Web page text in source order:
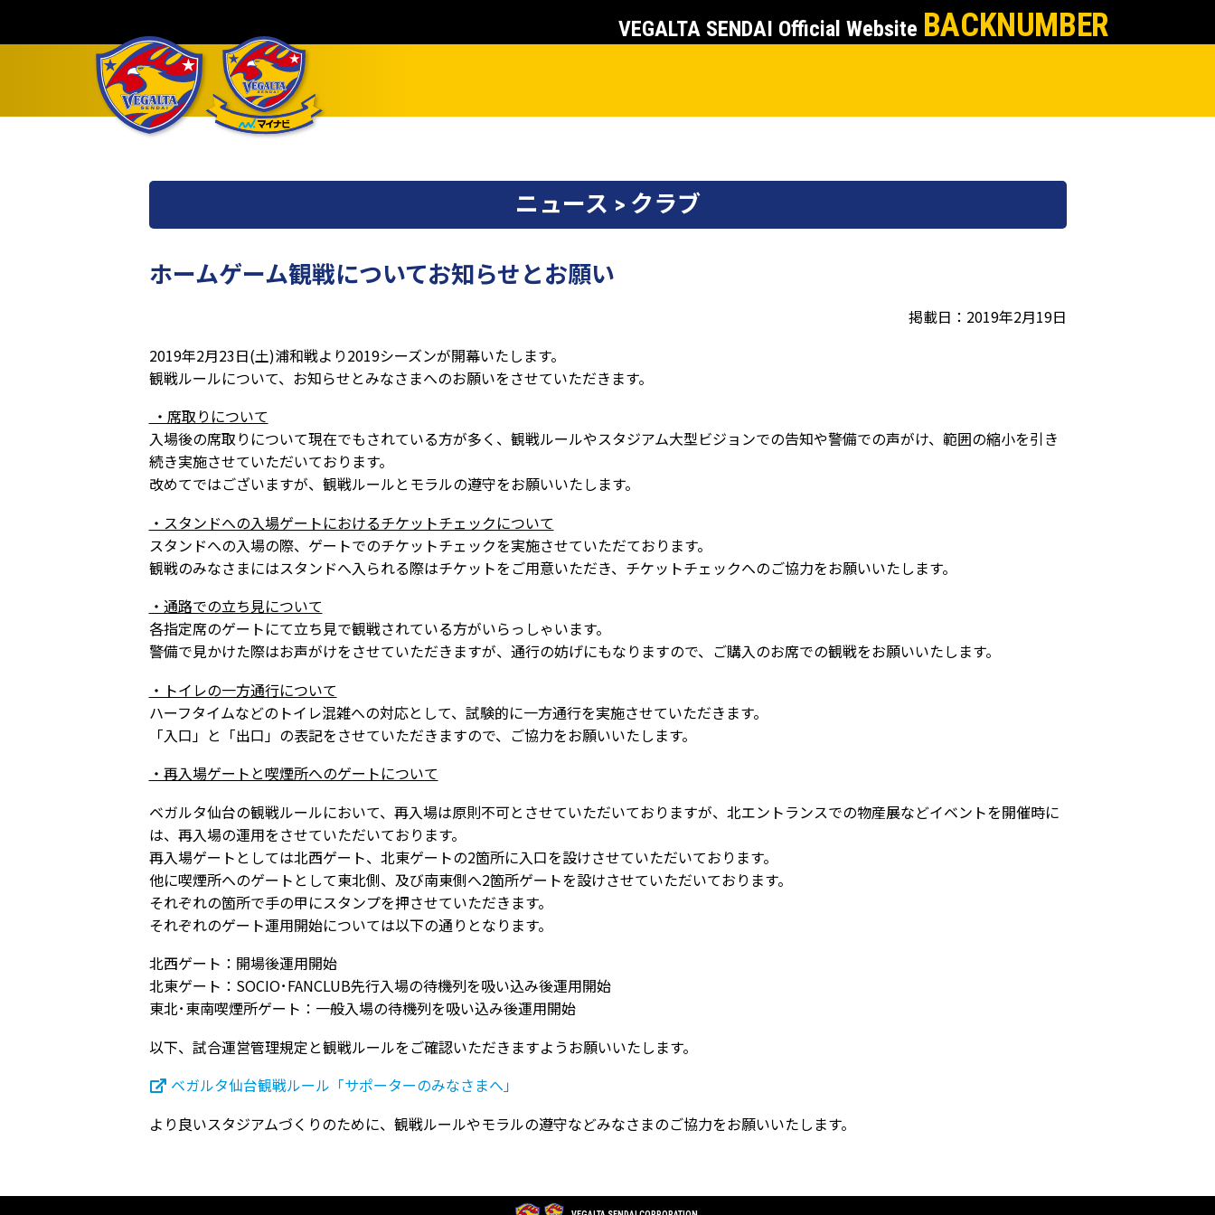
VEGALTA SENDAI Official Website BACKNUMBER
ニュース > クラブ
ホームゲーム観戦についてお知らせとお願い
掲載日：2019年2月19日
2019年2月23日(土)浦和戦より2019シーズンが開幕いたします。
観戦ルールについて、お知らせとみなさまへのお願いをさせていただきます。
・席取りについて
入場後の席取りについて現在でもされている方が多く、観戦ルールやスタジアム大型ビジョンでの告知や警備での声がけ、範囲の縮小を引き
続き実施させていただいております。
改めてではございますが、観戦ルールとモラルの遵守をお願いいたします。
・スタンドへの入場ゲートにおけるチケットチェックについて
スタンドへの入場の際、ゲートでのチケットチェックを実施させていただております。
観戦のみなさまにはスタンドへ入られる際はチケットをご用意いただき、チケットチェックへのご協力をお願いいたします。
・通路での立ち見について
各指定席のゲートにて立ち見で観戦されている方がいらっしゃいます。
警備で見かけた際はお声がけをさせていただきますが、通行の妨げにもなりますので、ご購入のお席での観戦をお願いいたします。
・トイレの一方通行について
ハーフタイムなどのトイレ混雑への対応として、試験的に一方通行を実施させていただきます。
「入口」と「出口」の表記をさせていただきますので、ご協力をお願いいたします。
・再入場ゲートと喫煙所へのゲートについて
ベガルタ仙台の観戦ルールにおいて、再入場は原則不可とさせていただいておりますが、北エントランスでの物産展などイベントを開催時に
は、再入場の運用をさせていただいております。
再入場ゲートとしては北西ゲート、北東ゲートの2箇所に入口を設けさせていただいております。
他に喫煙所へのゲートとして東北側、及び南東側へ2箇所ゲートを設けさせていただいております。
それぞれの箇所で手の甲にスタンプを押させていただきます。
それぞれのゲート運用開始については以下の通りとなります。
北西ゲート：開場後運用開始
北東ゲート： SOCIO･FANCLUB先行入場の待機列を吸い込み後運用開始
東北･東南喫煙所ゲート：一般入場の待機列を吸い込み後運用開始
以下、試合運営管理規定と観戦ルールをご確認いただきますようお願いいたします。
ベガルタ仙台観戦ルール「サポーターのみなさまへ」
より良いスタジアムづくりのために、観戦ルールやモラルの遵守などみなさまのご協力をお願いいたします。